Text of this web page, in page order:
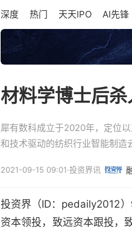
深度 热门 天天IPO AI先锋
材料学博士后
犀有数科成立于2020年，定位
和技术驱动的纺织行业智能制造
2021-09-15 09:01·投资界讯
投资界（ID：pedaily2012
资本领投，致远资本跟投，